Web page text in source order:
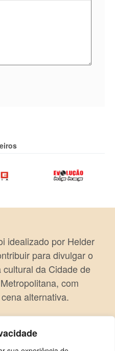
idealizado por Helder
para divulgar o
da Cidade de
com
alternativa.